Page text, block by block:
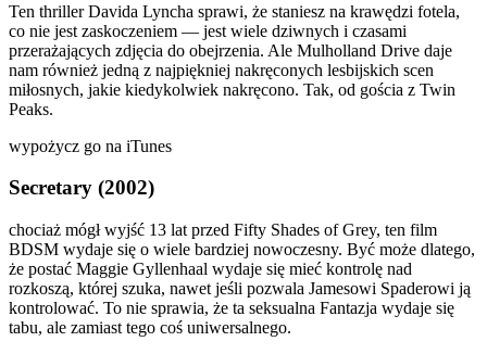
Ten thriller Davida Lyncha sprawi, że staniesz na krawędzi fotela,
co nie jest zaskoczeniem — jest wiele dziwnych i czasami
przerażających zdjęcia do obejrzenia. Ale Mulholland Drive daje
nam również jedną z najpiękniej nakręconych lesbijskich scen
miłosnych, jakie kiedykolwiek nakręcono. Tak, od gościa z Twin
Peaks.
wypożycz go na iTunes
Secretary (2002)
chociaż mógł wyjść 13 lat przed Fifty Shades of Grey, ten film
BDSM wydaje się o wiele bardziej nowoczesny. Być może dlatego,
że postać Maggie Gyllenhaal wydaje się mieć kontrolę nad
rozkoszą, której szuka, nawet jeśli pozwala Jamesowi Spaderowi ją
kontrolować. To nie sprawia, że ta seksualna Fantazja wydaje się
tabu, ale zamiast tego coś uniwersalnego.